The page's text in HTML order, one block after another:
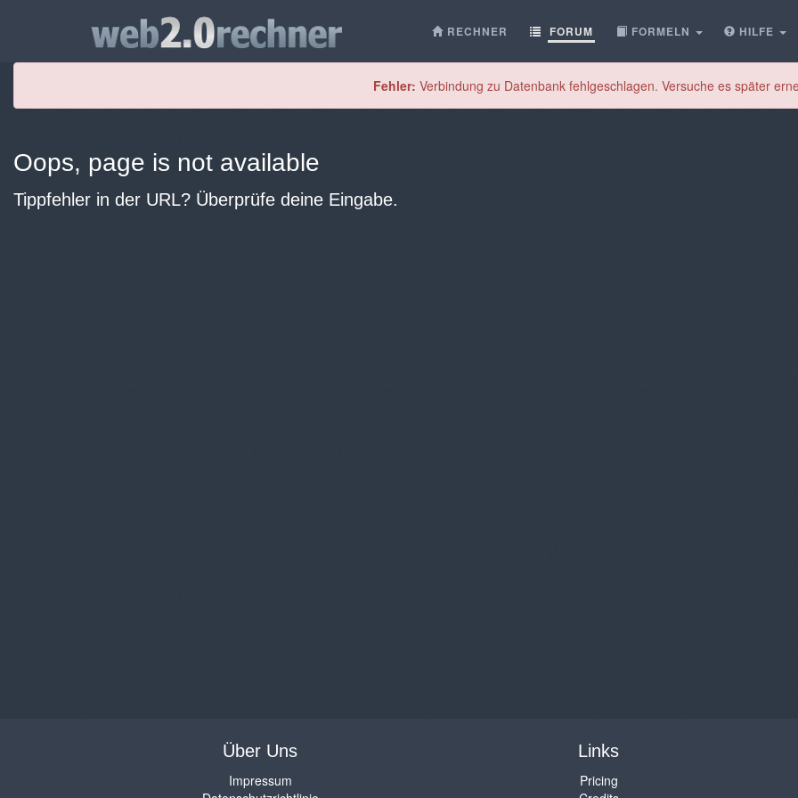
RECHNER FORUM FORMELN HILFE
Fehler: Verbindung zu Datenbank fehlgeschlagen. Versuche es später
Oops, page is not available
Tippfehler in der URL? Überprüfe deine Eingabe.
Über Uns
Impressum
Links
Pricing